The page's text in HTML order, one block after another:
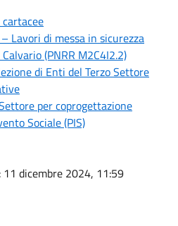
Lavori di messa in sicurezza
(PNRR M2C4I2.2)
di Enti del Terzo Settore
per coprogettazione
Sociale (PIS)
: 11 dicembre 2024, 11:59